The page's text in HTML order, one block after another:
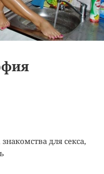
для секса,